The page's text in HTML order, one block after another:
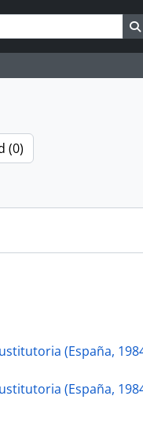
(0)
(España,
(España,